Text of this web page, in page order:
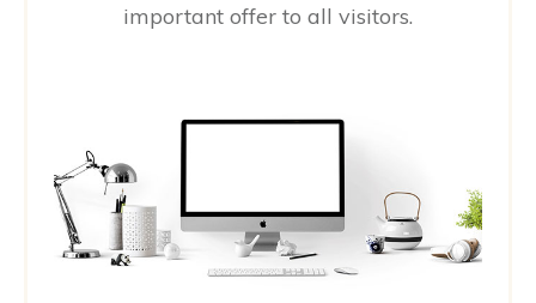
important offer to all visitors.